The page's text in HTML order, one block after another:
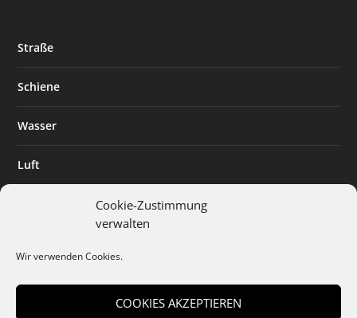
Cookie-Zustimmung
verwalten
Wir verwenden Cookies.
COOKIES AKZEPTIEREN
Straße
Schiene
Wasser
Luft
Digitalisierung